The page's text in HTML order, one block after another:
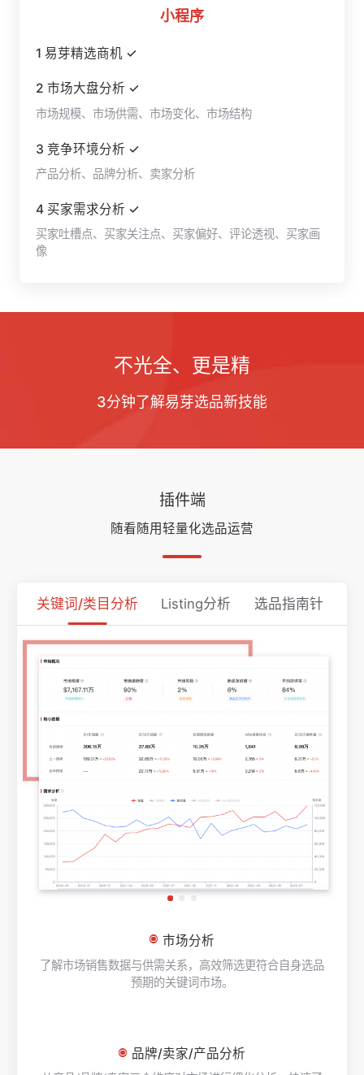
小程序
1 易芽精选商机 ✓
2 市场大盘分析 ✓
市场规模、市场供需、市场变化、市场结构
3 竞争环境分析 ✓
产品分析、品牌分析、卖家分析
4 买家需求分析 ✓
买家吐槽点、买家关注点、买家偏好、评论透视、买家画
像
不光全、更是精
3分钟了解易芽选品新技能
插件端
随看随用轻量化选品运营
关键词/类目分析 Listing分析 选品指南针
市场分析
了解市场销售数据与供需关系，高效筛选更符合自身选品
预期的关键词市场。
品牌/卖家/产品分析